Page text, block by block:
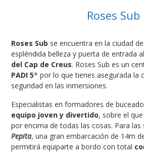
Roses Sub
Roses Sub se encuentra en la ciudad
espléndida belleza y puerta de entrada al
del Cap de Creus. Roses Sub es un
PADI 5* por lo que tienes asegurada la
seguridad en las inmersiones.
Especialistas en formadores de
equipo joven y divertido, sobre el
por encima de todas las cosas. Para las
Pepita, una gran embarcación de 14m
permitirá equiparte a bordo con total